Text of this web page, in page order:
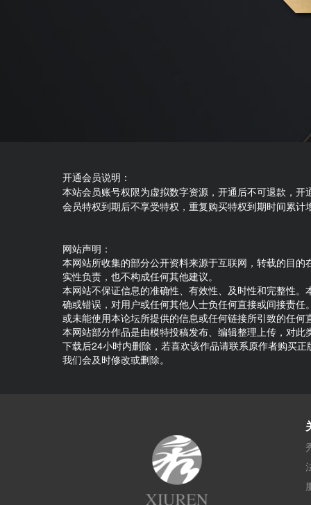
开通会员说明：
本站会员账号权限为虚拟数字资源，开通后不可退款，
会员特权到期后不享受特权，重复购买特权到期时间累计
网站声明：
本网站所收集的部分公开资料来源于互联网，转载的目
实性负责，也不构成任何其他建议。
本网站不保证信息的准确性、有效性、及时性和完整性
确或错误，对用户或任何其他人士负任何直接或间接责
或未能使用本论坛所提供的信息或任何链接所引致的任
本网站部分作品是由模特投稿发布、编辑整理上传，对
下载后24小时内删除，若喜欢该作品请联系原作者购买
我们会及时修改或删除。